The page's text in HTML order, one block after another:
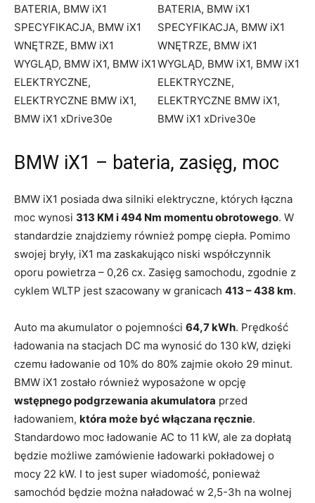
BMW iX1 – bateria, zasięg, moc
BMW iX1 posiada dwa silniki elektryczne, których łączna
moc wynosi 313 KM i 494 Nm momentu obrotowego. W
standardzie znajdziemy również pompę ciepła. Pomimo
swojej bryły, iX1 ma zaskakująco niski współczynnik
oporu powietrza – 0,26 cx. Zasięg samochodu, zgodnie z
cyklem WLTP jest szacowany w granicach 413 – 438 km.
Auto ma akumulator o pojemności 64,7 kWh. Prędkość
ładowania na stacjach DC ma wynosić do 130 kW, dzięki
czemu ładowanie od 10% do 80% zajmie około 29 minut.
BMW iX1 zostało również wyposażone w opcję
wstępnego podgrzewania akumulatora przed
ładowaniem, która może być włączana ręcznie.
Standardowo moc ładowanie AC to 11 kW, ale za dopłatą
będzie możliwe zamówienie ładowarki pokładowej o
mocy 22 kW. I to jest super wiadomość, ponieważ
samochód będzie można naładować w 2,5-3h na wolnej